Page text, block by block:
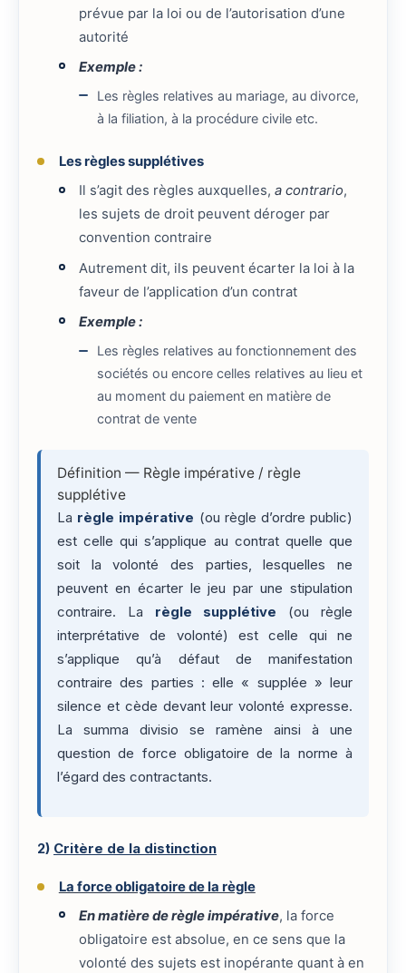
prévue par la loi ou de l’autorisation d’une
autorité
Exemple :
Les règles relatives au mariage, au divorce,
à la filiation, à la procédure civile etc.
Les règles supplétives
Il s’agit des règles auxquelles,a contrario,
les sujets de droit peuvent déroger par
convention contraire
Autrement dit, ils peuvent écarter la loi à la
faveur de l’application d’un contrat
Exemple :
Les règles relatives au fonctionnement des
sociétés ou encore celles relatives au lieu et
au moment du paiement en matière de
contrat de vente
Définition — Règle impérative / règle
supplétive
La règle impérative (ou règle d’ordre public)
est celle qui s’applique au contrat quelle que
soit la volonté des parties, lesquelles ne
peuvent en écarter le jeu par une stipulation
contraire. La règle supplétive (ou règle
interprétative de volonté) est celle qui ne
s’applique qu’à défaut de manifestation
contraire des parties : elle « supplée » leur
silence et cède devant leur volonté expresse.
La summa divisio se ramène ainsi à une
question de force obligatoire de la norme à
l’égard des contractants.
2) Critère de la distinction
La force obligatoire de la règle
En matière de règle impérative, la force
obligatoire est absolue, en ce sens que la
volonté des sujets est inopérante quant à en